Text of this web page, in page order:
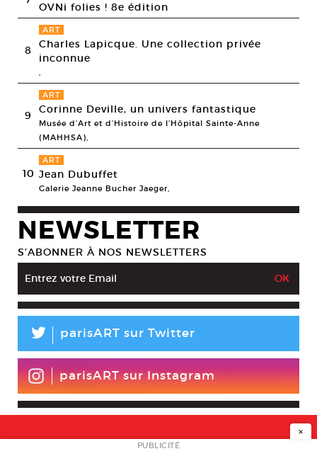
OVNi folies ! 8e édition
8
ART
Charles Lapicque. Une collection privée
inconnue
9
ART
Corinne Deville, un univers fantastique
Musée d’Art et d’Histoire de l’Hôpital Sainte-Anne
(MAHHSA),
10
ART
Jean Dubuffet
Galerie Jeanne Bucher Jaeger,
NEWSLETTER
S’ABONNER À NOS NEWSLETTERS
L parisART sur Twitter
parisART sur Instagram
×
PUBLICITÉ